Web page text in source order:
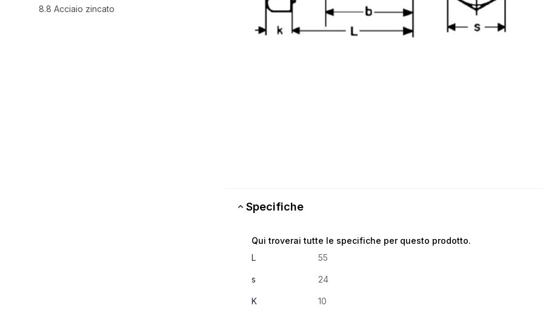
8.8 Acciaio zincato
Specifiche
Qui troverai tutte le specifiche per questo prodotto.
L
55
s 24
K 10